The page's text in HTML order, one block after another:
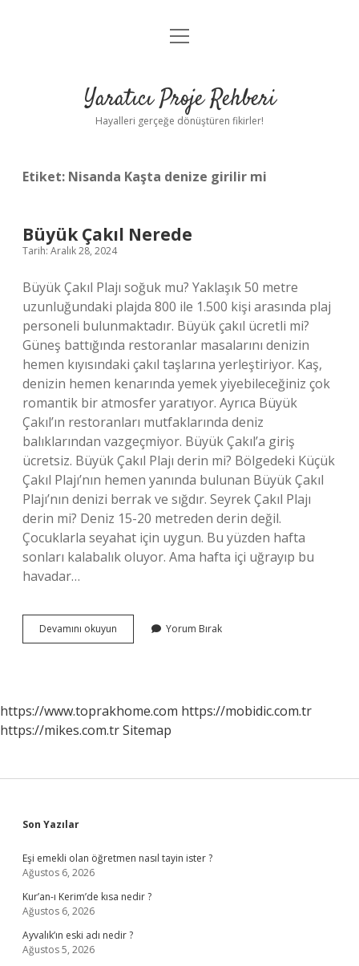
Anasayfa
Yasal Uyarı
menüyü
Yaratıcı Proje Rehberi
Hayalleri gerçeğe dönüştüren fikirler!
Etiket: Nisanda Kaşta denize girilir mi
Büyük Çakıl Nerede
Tarih: Aralık 28, 2024
Büyük Çakıl Plajı soğuk mu? Yaklaşık 50 metre
uzunluğundaki plajda 800 ile 1.500 kişi arasında plaj
personeli bulunmaktadır. Büyük çakıl ücretli mi?
Güneş battığında restoranlar masalarını denizin
hemen kıyısındaki çakıl taşlarına yerleştiriyor. Kaş,
denizin hemen kenarında yemek yiyebileceğiniz çok
romantik bir atmosfer yaratıyor. Ayrıca Büyük
Çakıl’ın restoranları mutfaklarında deniz
balıklarından vazgeçmiyor. Büyük Çakıl’a giriş
ücretsiz. Büyük Çakıl Plajı derin mi? Bölgedeki Küçük
Çakıl Plajı’nın hemen yanında bulunan Büyük Çakıl
Plajı’nın denizi berrak ve sığdır. Seyrek Çakıl Plajı
derin mi? Deniz 15-20 metreden derin değil.
Çocuklarla seyahat için uygun. Bu yüzden hafta
sonları kalabalık oluyor. Ama hafta içi uğrayıp bu
havadar…
Devamını okuyun
Çakıl
Yorum Bırak
https://www.toprakhome.com https://mobidic.com.tr
https://mikes.com.trSitemap
Sidebar
Son Yazılar
Eşi emekli olan öğretmen nasıl tayin ister ?
Ağustos 6, 2026
Kur’an-ı Kerim’de kısa nedir ?
Ağustos 6, 2026
Ayvalık’ın eski adı nedir ?
Ağustos 5, 2026